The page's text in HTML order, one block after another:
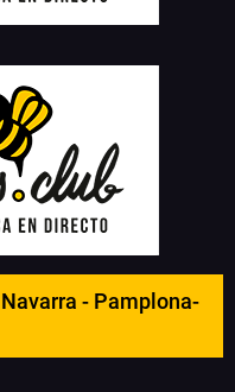
- Pamplona-